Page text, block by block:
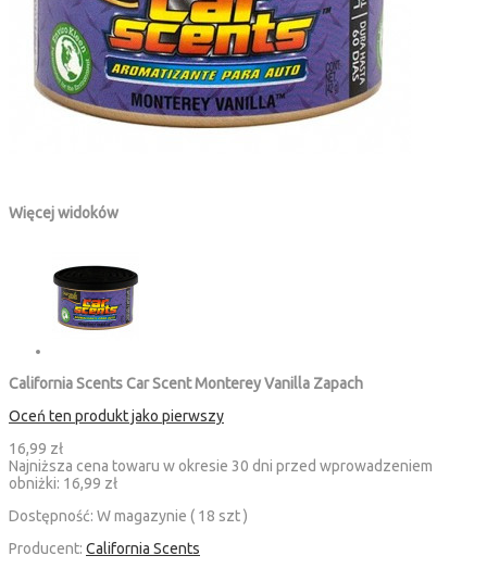
Więcej widoków
California Scents Car Scent Monterey Vanilla Zapach
Oceń ten produkt jako pierwszy
16,99 zł
Najniższa cena towaru w okresie 30 dni przed wprowadzeniem
obniżki: 16,99 zł
Dostępność: W magazynie ( 18 szt )
Producent: California Scents